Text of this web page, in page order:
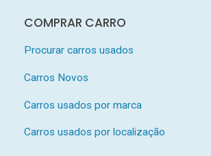
COMPRAR CARRO
Procurar carros usados
Carros Novos
Carros usados por marca
Carros usados por localização